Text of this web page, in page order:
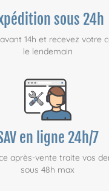
sous 24h
14h et recevez votre
le lendemain
en ligne 24h/7
après-vente traite vos
sous 48h max